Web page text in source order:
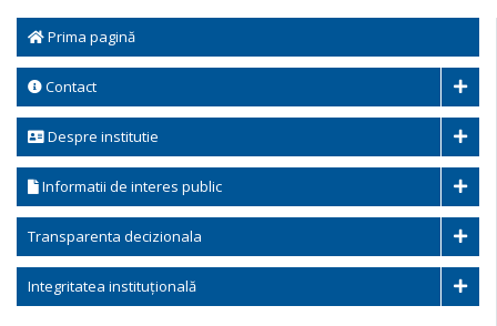
Prima pagină
Contact
Despre institutie
Informatii de interes public
Transparenta decizionala
Integritatea instituțională